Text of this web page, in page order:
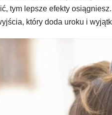
tym lepsze efekty
który doda uroku i